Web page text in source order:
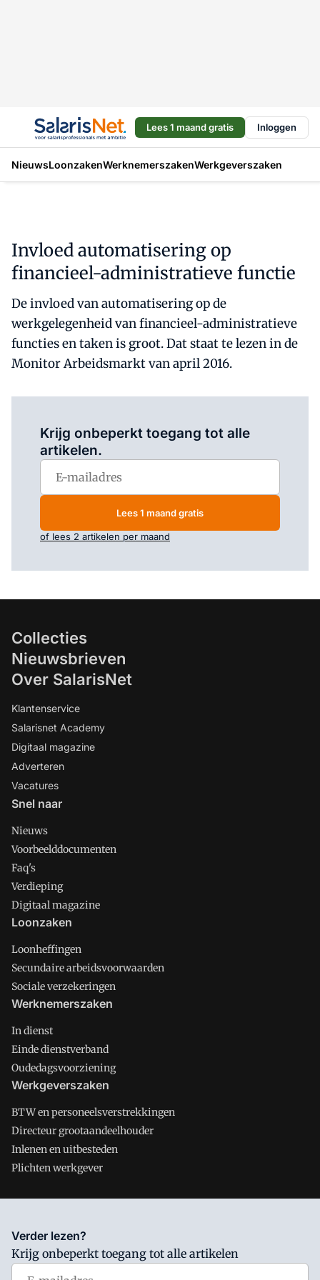
Lees 1 maand gratis Inloggen
NieuwsLoonzakenWerknemerszakenWerkgeverszaken
Invloed automatisering op
financieel-administratieve functie
De invloed van automatisering op de
werkgelegenheid van financieel-administratieve
functies en taken is groot. Dat staat te lezen in de
Monitor Arbeidsmarkt van april 2016.
Krijg onbeperkt toegang tot alle
artikelen.
Lees 1 maand gratis
of lees 2 artikelen per maand
Collecties
Nieuwsbrieven
Over SalarisNet
Klantenservice
Salarisnet Academy
Digitaal magazine
Adverteren
Vacatures
Snel naar
Nieuws
Voorbeelddocumenten
Faq's
Verdieping
Digitaal magazine
Loonzaken
Loonheffingen
Secundaire arbeidsvoorwaarden
Sociale verzekeringen
Werknemerszaken
In dienst
Einde dienstverband
Oudedagsvoorziening
Werkgeverszaken
BTW en personeelsverstrekkingen
Directeur grootaandeelhouder
Inlenen en uitbesteden
Plichten werkgever
Salarisnet is onderdeel van VMN media. Lees in
waar VMN media voor staat. Op gebruik van deze site zijn de
volgende regelingen van toepassing:Algemene Voorwaarden
Verder lezen?
Krijg onbeperkt toegang tot alle artikelen